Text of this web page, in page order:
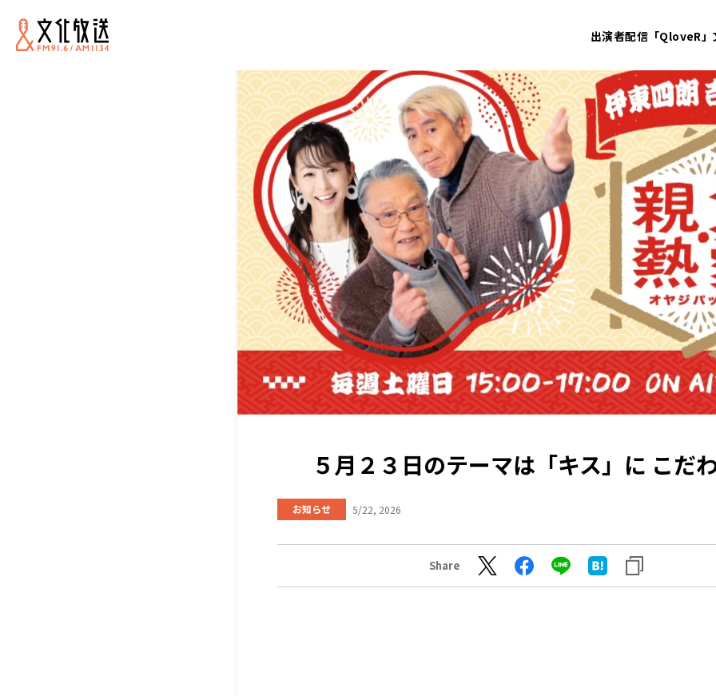
出演者配信「QloveR」
５月２３日のテーマは「キス」に こだ
お知らせ 5/22, 2026
Share